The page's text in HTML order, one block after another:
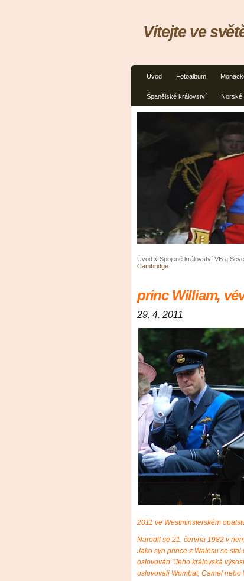
Úvod Fotoalbum
Španělské království
Vítejte ve
Úvod » Spojené království VB a
Cambridge
princ William,
29. 4. 2011
2011 ve Westminsterském
Narodil se 21. června 1982 v
Jako syn prince z Walesu se
oslovován "Jeho královská
oslovovali Wombat, Camel nebo